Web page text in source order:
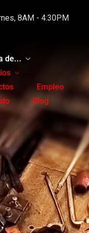
8AM - 4:30PM
de...
Empleo
Blog